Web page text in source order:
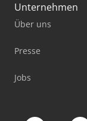
Tec Freetec
Werkzeug-
Unternehmen
Über uns
Presse
Jobs